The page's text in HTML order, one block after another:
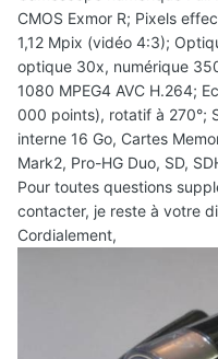
CMOS Exmor R; Pixels
1,12 Mpix (vidéo 4:3);
optique 30x, numérique
1080 MPEG4 AVC H.264;
000 points), rotatif à 270°;
interne 16 Go, Cartes
Mark2, Pro-HG Duo, SD,
Pour toutes questions
contacter, je reste à votre
Cordialement,